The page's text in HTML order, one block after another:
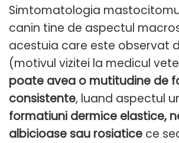
Simtomatologia
canin tine de aspectul
acestuia care este observat
(motivul vizitei la medicul
poate avea o mutitudine de
consistente, luand aspectul
formatiuni dermice elastice,
albicioase sau rosiatice ce